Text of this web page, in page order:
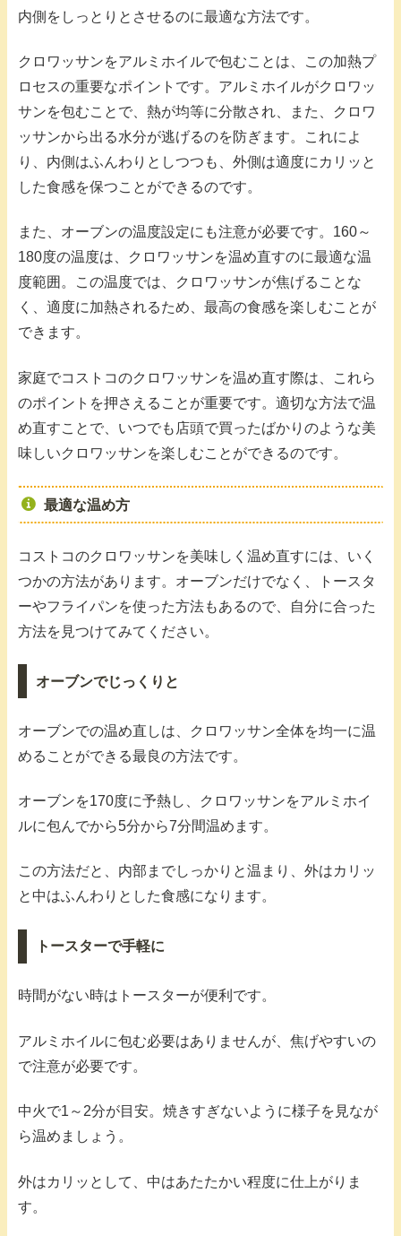
内側をしっとりとさせるのに最適な方法です。
クロワッサンをアルミホイルで包むことは、この加熱プ
ロセスの重要なポイントです。アルミホイルがクロワッ
サンを包むことで、熱が均等に分散され、また、クロワ
ッサンから出る水分が逃げるのを防ぎます。これによ
り、内側はふんわりとしつつも、外側は適度にカリッと
した食感を保つことができるのです。
また、オーブンの温度設定にも注意が必要です。160～
180度の温度は、クロワッサンを温め直すのに最適な温
度範囲。この温度では、クロワッサンが焦げることな
く、適度に加熱されるため、最高の食感を楽しむことが
できます。
家庭でコストコのクロワッサンを温め直す際は、これら
のポイントを押さえることが重要です。適切な方法で温
め直すことで、いつでも店頭で買ったばかりのような美
味しいクロワッサンを楽しむことができるのです。
最適な温め方
コストコのクロワッサンを美味しく温め直すには、いく
つかの方法があります。オーブンだけでなく、トースタ
ーやフライパンを使った方法もあるので、自分に合った
方法を見つけてみてください。
オーブンでじっくりと
オーブンでの温め直しは、クロワッサン全体を均一に温
めることができる最良の方法です。
オーブンを170度に予熱し、クロワッサンをアルミホイ
ルに包んでから5分から7分間温めます。
この方法だと、内部までしっかりと温まり、外はカリッ
と中はふんわりとした食感になります。
トースターで手軽に
時間がない時はトースターが便利です。
アルミホイルに包む必要はありませんが、焦げやすいの
で注意が必要です。
中火で1～2分が目安。焼きすぎないように様子を見なが
ら温めましょう。
外はカリッとして、中はあたたかい程度に仕上がりま
す。